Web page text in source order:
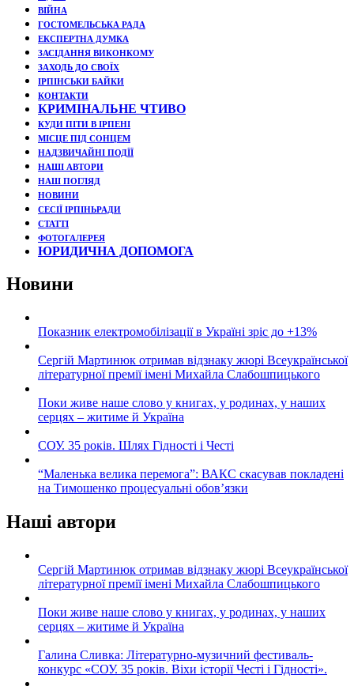
ВІЙНА
ГОСТОМЕЛЬСЬКА РАДА
ЕКСПЕРТНА ДУМКА
ЗАСІДАННЯ ВИКОНКОМУ
ЗАХОДЬ ДО СВОЇХ
ІРПІНСЬКИ БАЙКИ
КОНТАКТИ
КРИМІНАЛЬНЕ ЧТИВО
КУДИ ПІТИ В ІРПЕНІ
МІСЦЕ ПІД СОНЦЕМ
НАДЗВИЧАЙНІ ПОДЇЇ
НАШІ АВТОРИ
НАШ ПОГЛЯД
НОВИНИ
СЕСІЇ ІРПІНЬРАДИ
СТАТТІ
ФОТОГАЛЕРЕЯ
ЮРИДИЧНА ДОПОМОГА
Новини
Показник електромобілізації в Україні зріс до +13%
Сергій Мартинюк отримав відзнаку жюрі Всеукраїнської
літературної премії імені Михайла Слабошпицького
Поки живе наше слово у книгах, у родинах, у наших
серцях – житиме й Україна
СОУ. 35 років. Шлях Гідності і Честі
“Маленька велика перемога”: ВАКС скасував покладені
на Тимошенко процесуальні обов’язки
Наші автори
Сергій Мартинюк отримав відзнаку жюрі Всеукраїнської
літературної премії імені Михайла Слабошпицького
Поки живе наше слово у книгах, у родинах, у наших
серцях – житиме й Україна
Галина Сливка: Літературно-музичний фестиваль-
конкурс «СОУ. 35 років. Віхи історії Честі і Гідності».